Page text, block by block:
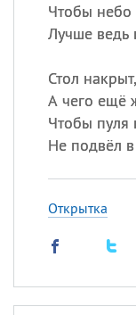
Чтобы
Лучше
Стол
А чего ещё
Чтобы пуля
Не подвёл
Открытка